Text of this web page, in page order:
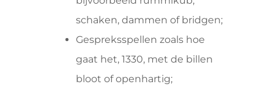
schaken, dammen of bridgen;
Gespreksspellen zoals hoe
gaat het, 1330, met de billen
bloot of openhartig;